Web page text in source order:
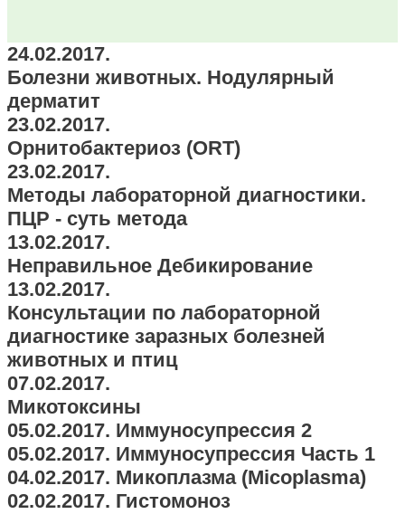
24.02.2017.
Болезни животных. Нодулярный
дерматит
23.02.2017.
Орнитобактериоз (ORT)
23.02.2017.
Методы лабораторной диагностики.
ПЦР - суть метода
13.02.2017.
Неправильное Дебикирование
13.02.2017.
Консультации по лабораторной
диагностике заразных болезней
животных и птиц
07.02.2017.
Микотоксины
05.02.2017. Иммуносупрессия 2
05.02.2017. Иммуносупрессия Часть 1
04.02.2017. Микоплазма (Micoplasma)
02.02.2017. Гистомоноз